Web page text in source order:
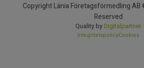
Copyright Länia Företagsförmedling AB
Reserved
Quality by Digitalpartner
IntegritetspolicyCookies